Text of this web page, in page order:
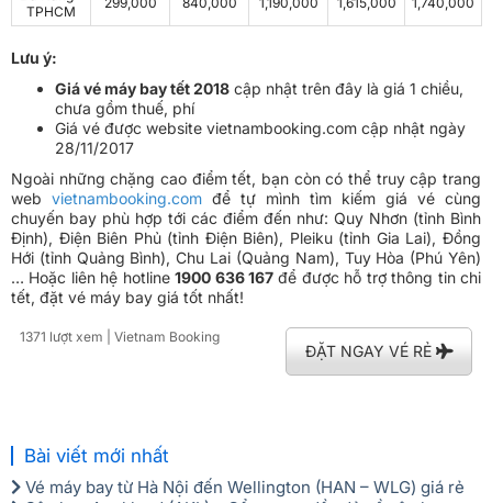
TPHCM
Lưu ý:
Giá vé máy bay tết 2018 cập nhật trên đây là giá 1 chiều,
chưa gồm thuế, phí
Giá vé được website vietnambooking.com cập nhật ngày
28/11/2017
Ngoài những chặng cao điểm tết, bạn còn có thể truy cập trang
web vietnambooking.com để tự mình tìm kiếm giá vé cùng
chuyến bay phù hợp tới các điểm đến như: Quy Nhơn (tỉnh Bình
Định), Điện Biên Phủ (tỉnh Điện Biên), Pleiku (tỉnh Gia Lai), Đồng
Hới (tỉnh Quảng Bình), Chu Lai (Quảng Nam), Tuy Hòa (Phú Yên)
… Hoặc liên hệ hotline1900 636 167 để được hỗ trợ thông tin chi
tết, đặt vé máy bay giá tốt nhất!
1371 lượt xem | Vietnam Booking
ĐẶT NGAY VÉ RẺ
Bài viết mới nhất
Vé máy bay từ Hà Nội đến Wellington (HAN – WLG) giá rẻ